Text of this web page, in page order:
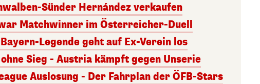
Sünder Hernández verkaufen
Matchwinner im Österreicher-Duell
Legende geht auf Ex-Verein los
Sieg - Austria kämpft gegen Unserie
Auslosung - Der Fahrplan der ÖFB-Stars